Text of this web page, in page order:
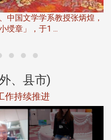
国文学学系教授张炳煌，
绶章」，于1 ...
、县市)
作持续推进